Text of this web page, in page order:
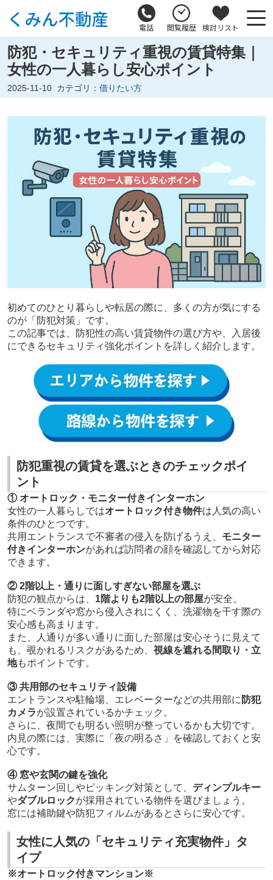
電話 閲覧履歴 検討リスト
防犯・セキュリティ重視の賃貸特集｜
女性の一人暮らし安心ポイント
2025-11-10 カテゴリ： 借りたい方
初めてのひとり暮らしや転居の際に、多くの方が気にする
のが「防犯対策」です。
この記事では、防犯性の高い賃貸物件の選び方や、入居後
にできるセキュリティ強化ポイントを詳しく紹介します。
防犯重視の賃貸を選ぶときのチェックポイ
ント
① オートロック・モニター付きインターホン
女性の一人暮らしではオートロック付き物件は人気の高い
条件のひとつです。
共用エントランスで不審者の侵入を防げるうえ、 モニター
付きインターホンがあれば訪問者の顔を確認してから対応
できます。
② 2階以上・通りに面しすぎない部屋を選ぶ
防犯の観点からは、 1階よりも2階以上の部屋が安全。
特にベランダや窓から侵入されにくく、洗濯物を干す際の
安心感も高まります。
また、人通りが多い通りに面した部屋は安心そうに見えて
も、覗かれるリスクがあるため、 視線を遮れる間取り・立
地もポイントです。
③ 共用部のセキュリティ設備
エントランスや駐輪場、エレベーターなどの共用部に 防犯
カメラが設置されているかチェック。
さらに、夜間でも明るい照明が整っているかも大切です。
内見の際には、実際に「夜の明るさ」を確認しておくと安
心です。
④ 窓や玄関の鍵を強化
サムターン回しやピッキング対策として、 ディンプルキー
やダブルロックが採用されている物件を選びましょう。
窓には補助鍵や防犯フィルムがあるとさらに安心です。
女性に人気の「セキュリティ充実物件」タ
イプ
※オートロック付きマンション※